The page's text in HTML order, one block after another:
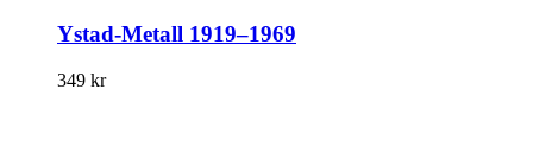
Ystad-Metall 1919–1969
349 kr